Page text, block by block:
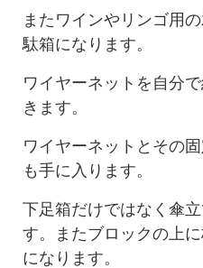
またワインやリンゴ用
駄箱になります。
ワイヤーネットを自分
きます。
ワイヤーネットとその
も手に入ります。
下足箱だけではなく傘
す。またブロックの上
になります。